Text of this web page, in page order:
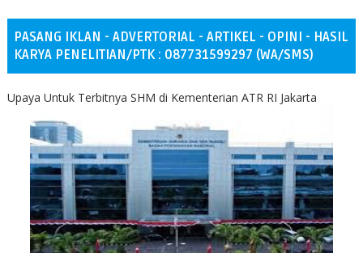
PASANG IKLAN - ADVERTORIAL - ARTIKEL - OPINI - HASIL
KARYA PENELITIAN/PTK : 087731599297 (WA/SMS)
Upaya Untuk Terbitnya SHM di Kementerian ATR RI Jakarta